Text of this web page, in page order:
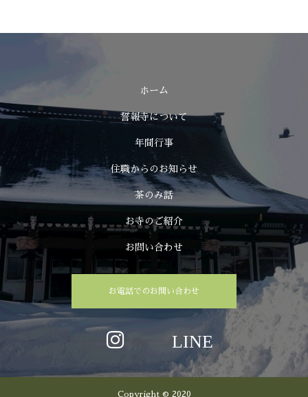
ホーム
誓報寺について
年間行事
住職からのお知らせ
茶のみ話
お寺のご紹介
お問い合わせ
お電話でのお問い合わせ
Copyright © 2020